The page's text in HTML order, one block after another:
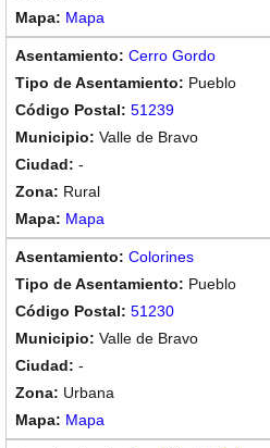
Mapa
Cerro Gordo
Pueblo
51239
Valle de Bravo
-
Rural
Mapa
Colorines
Pueblo
51230
Valle de Bravo
-
Urbana
Mapa